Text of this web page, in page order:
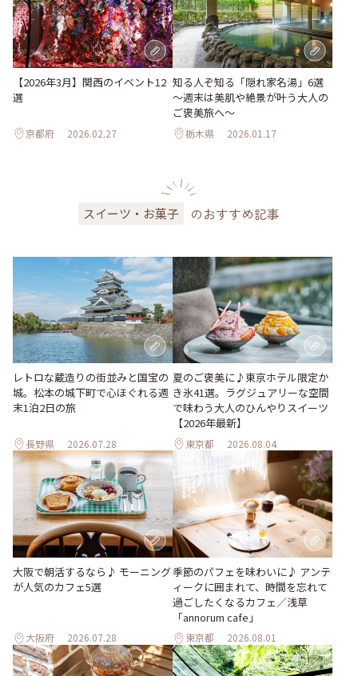
【2026年3月】関西のイベント12
選
京都府 2026.02.27
知る人ぞ知る「隠れ家名湯」6選
～週末は美肌や絶景が叶う大人の
ご褒美旅へ～
栃木県 2026.01.17
スイーツ・お菓子 のおすすめ記事
レトロな蔵造りの街並みと国宝の
城。松本の城下町で心ほぐれる週
末1泊2日の旅
長野県 2026.07.28
夏のご褒美に♪東京ホテル限定か
き氷41選。ラグジュアリーな空間
で味わう大人のひんやりスイーツ
【2026年最新】
東京都 2026.08.04
大阪で朝活するなら♪ モーニング
が人気のカフェ5選
大阪府 2026.07.28
季節のパフェを味わいに♪ アンテ
ィークに囲まれて、時間を忘れて
過ごしたくなるカフェ／浅草
「annorum cafe」
東京都 2026.08.01